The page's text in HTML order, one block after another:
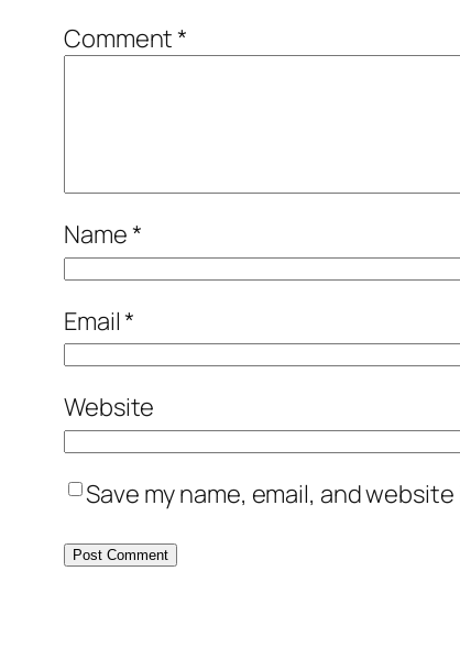
Comment*
Name*
Email*
Website
Save my name, email, and